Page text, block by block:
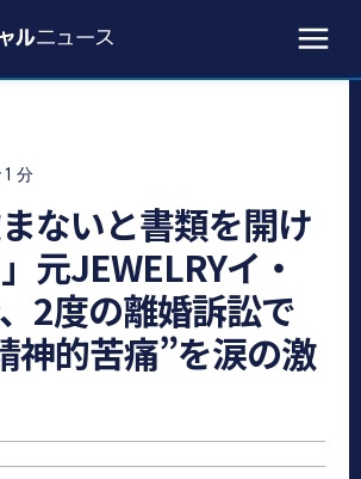
分
まないと書類を開け
元JEWELRYイ・
2度の離婚訴訟で
神的苦痛”を涙の激